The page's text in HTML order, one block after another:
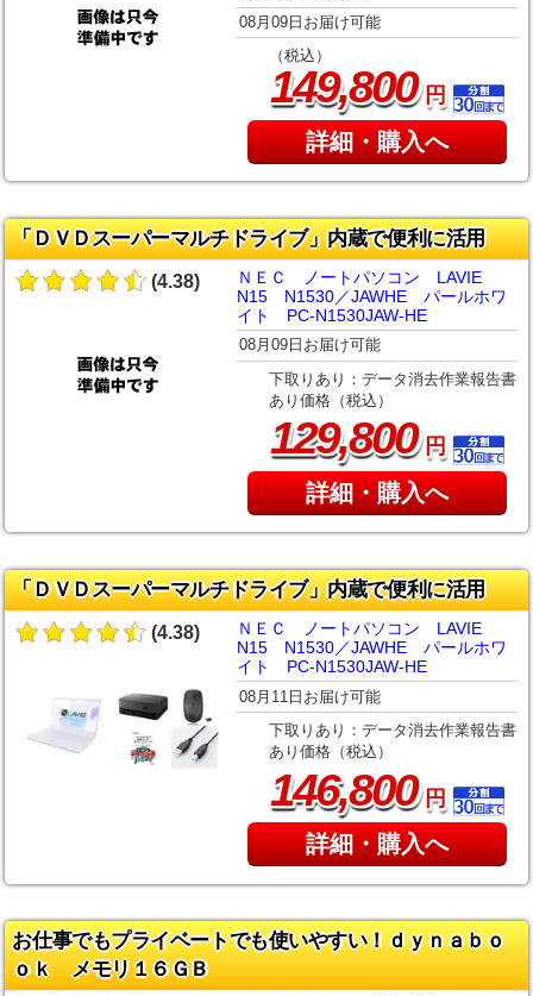
08月09日お届け可能
（税込）
149,800円
詳細・購入へ
「ＤＶＤスーパーマルチドライブ」内蔵で便利に活用
(4.38)
ＮＥＣ ノートパソコン LAVIE
N15 N1530／JAWHE パールホワ
イト PC-N1530JAW-HE
08月09日お届け可能
下取りあり：データ消去作業報告書
あり価格（税込）
129,800円
詳細・購入へ
「ＤＶＤスーパーマルチドライブ」内蔵で便利に活用
(4.38)
ＮＥＣ ノートパソコン LAVIE
N15 N1530／JAWHE パールホワ
イト PC-N1530JAW-HE
08月11日お届け可能
下取りあり：データ消去作業報告書
あり価格（税込）
146,800円
詳細・購入へ
お仕事でもプライベートでも使いやすい！ｄｙｎａｂｏ
ｏｋ メモリ１６ＧＢ